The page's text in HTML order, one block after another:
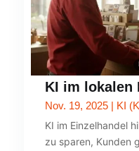
KI im lokalen
Nov. 19, 2025| KI
KI im Einzelhandel
zu sparen, Kunden